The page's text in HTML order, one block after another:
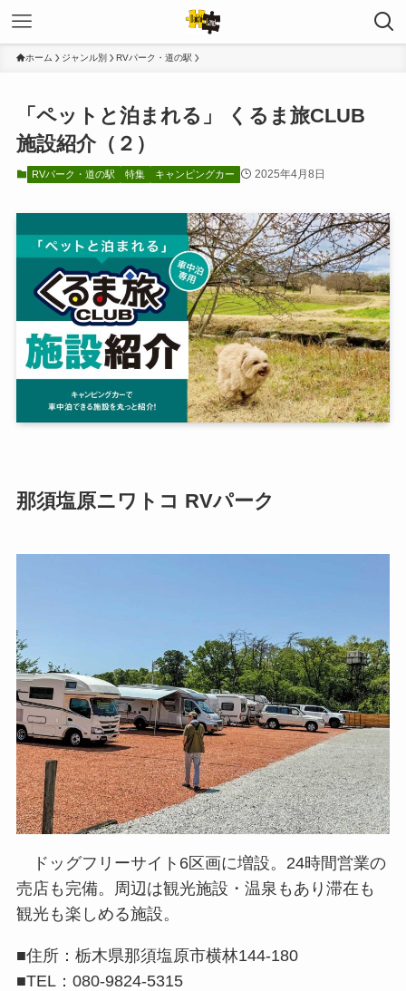
ホーム ジャンル別 RVパーク・道の駅
「ペットと泊まれる」 くるま旅CLUB
施設紹介（２）
RVパーク・道の駅 特集 キャンピングカー 2025年4月8日
那須塩原ニワトコ RVパーク
ドッグフリーサイト6区画に増設。24時間営業の
売店も完備。周辺は観光施設・温泉もあり滞在も
観光も楽しめる施設。
■住所：栃木県那須塩原市横林144-180
■TEL：080-9824-5315